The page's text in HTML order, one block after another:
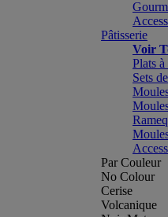
Pâtisserie
Voir
Plats
Sets
Par Couleur
No Colour
Cerise
Volcanique